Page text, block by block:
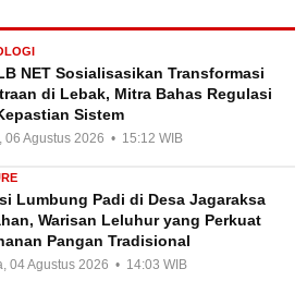
NET Sosialisasikan Transformasi
di Lebak, Mitra Bahas Regulasi
Sistem
06 Agustus 2026 • 15:12 WIB
Lumbung Padi di Desa Jagaraksa
Warisan Leluhur yang Perkuat
Pangan Tradisional
04 Agustus 2026 • 14:03 WIB